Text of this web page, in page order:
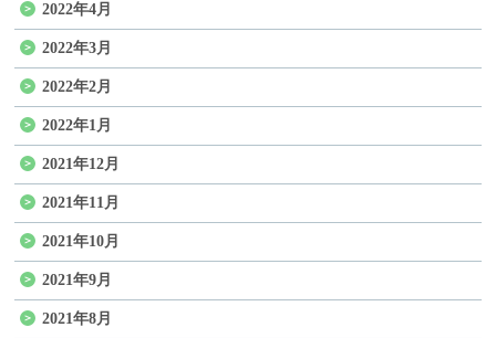
2022年4月
2022年3月
2022年2月
2022年1月
2021年12月
2021年11月
2021年10月
2021年9月
2021年8月